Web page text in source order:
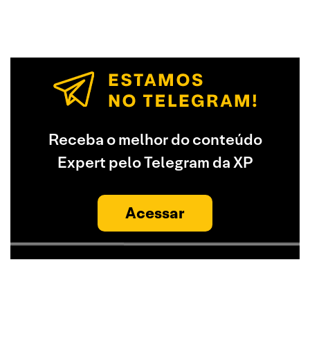
Receba o melhor do conteúdo
Expert pelo Telegram da XP
Acessar